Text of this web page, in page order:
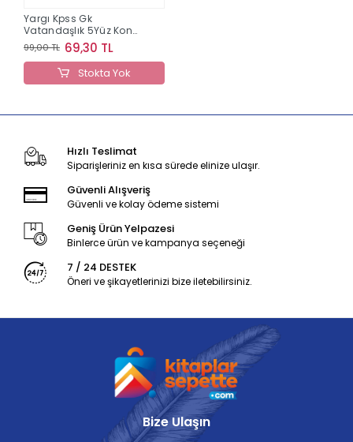
Yargı Kpss Gk
Vatandaşlık 5Yüz Konu
Anlatımı-2024
99,00 TL 69,30 TL
Stokta Yok
Hızlı Teslimat
Siparişleriniz en kısa sürede elinize ulaşır.
Güvenli Alışveriş
Güvenli ve kolay ödeme sistemi
Geniş Ürün Yelpazesi
Binlerce ürün ve kampanya seçeneği
7 / 24 DESTEK
Öneri ve şikayetlerinizi bize iletebilirsiniz.
Bize Ulaşın